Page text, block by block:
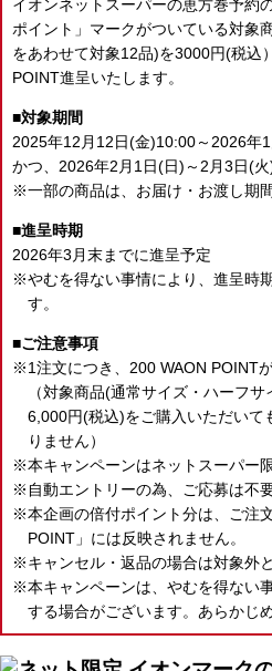
イオンネットスーパーの恵方巻予約
ポイント」マークがついている対象
をあわせて対象12品)を3000円(税込
POINT進呈いたします。
対象期間
2025年12月12日(金)10:00～2026年
かつ、 2026年2月1日(日)～2月3日(
一部の商品は、お届け・お渡し期
進呈時期
2026年3月末までに進呈予定
やむを得ない事情により、進呈時
す。
ご注意事項
1注文につき、200 WAON POINT
（対象商品(通常サイズ・ハーフ
6,000円(税込)をご購入いただいて
りません）
本キャンペーンはネットスーパー
自動エントリーの為、ご応募は不要
本企画の倍付ポイント分は、ご注
POINT」には反映されません。
キャンセル・返品の場合は対象外
本キャンペーンは、やむを得ない
する場合がございます。あらかじ